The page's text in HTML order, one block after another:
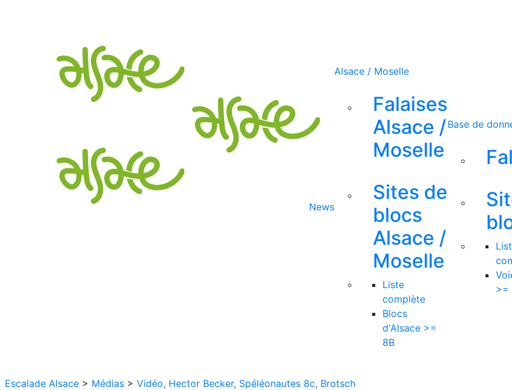
News
Alsace / Moselle
Falaises
Alsace /
Moselle
Sites de
blocs
Alsace /
Moselle
Liste
complète
Blocs
d'Alsace >=
8B
Base de
>=
Escalade Alsace > Médias > Vidéo, Hector Becker, Spéléonautes 8c, Brotsch